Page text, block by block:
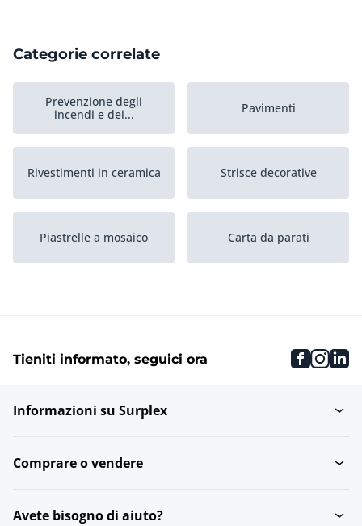
Categorie correlate
Prevenzione degli
incendi e dei...
Pavimenti
Rivestimenti in ceramica Strisce decorative
Piastrelle a mosaico Carta da parati
Tieniti informato, seguici ora
Informazioni su Surplex
Comprare o vendere
Avete bisogno di aiuto?